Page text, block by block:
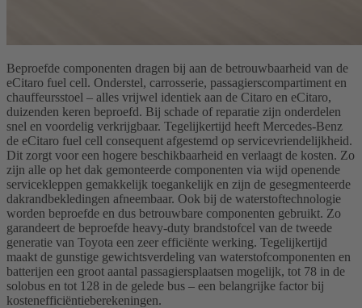
Beproefde componenten dragen bij aan de betrouwbaarheid van de
eCitaro fuel cell. Onderstel, carrosserie, passagierscompartiment en
chauffeursstoel – alles vrijwel identiek aan de Citaro en eCitaro,
duizenden keren beproefd. Bij schade of reparatie zijn onderdelen
snel en voordelig verkrijgbaar. Tegelijkertijd heeft Mercedes-Benz
de eCitaro fuel cell consequent afgestemd op servicevriendelijkheid.
Dit zorgt voor een hogere beschikbaarheid en verlaagt de kosten. Zo
zijn alle op het dak gemonteerde componenten via wijd openende
servicekleppen gemakkelijk toegankelijk en zijn de gesegmenteerde
dakrandbekledingen afneembaar. Ook bij de waterstoftechnologie
worden beproefde en dus betrouwbare componenten gebruikt. Zo
garandeert de beproefde heavy-duty brandstofcel van de tweede
generatie van Toyota een zeer efficiënte werking. Tegelijkertijd
maakt de gunstige gewichtsverdeling van waterstofcomponenten en
batterijen een groot aantal passagiersplaatsen mogelijk, tot 78 in de
solobus en tot 128 in de gelede bus – een belangrijke factor bij
kostenefficiëntieberekeningen.